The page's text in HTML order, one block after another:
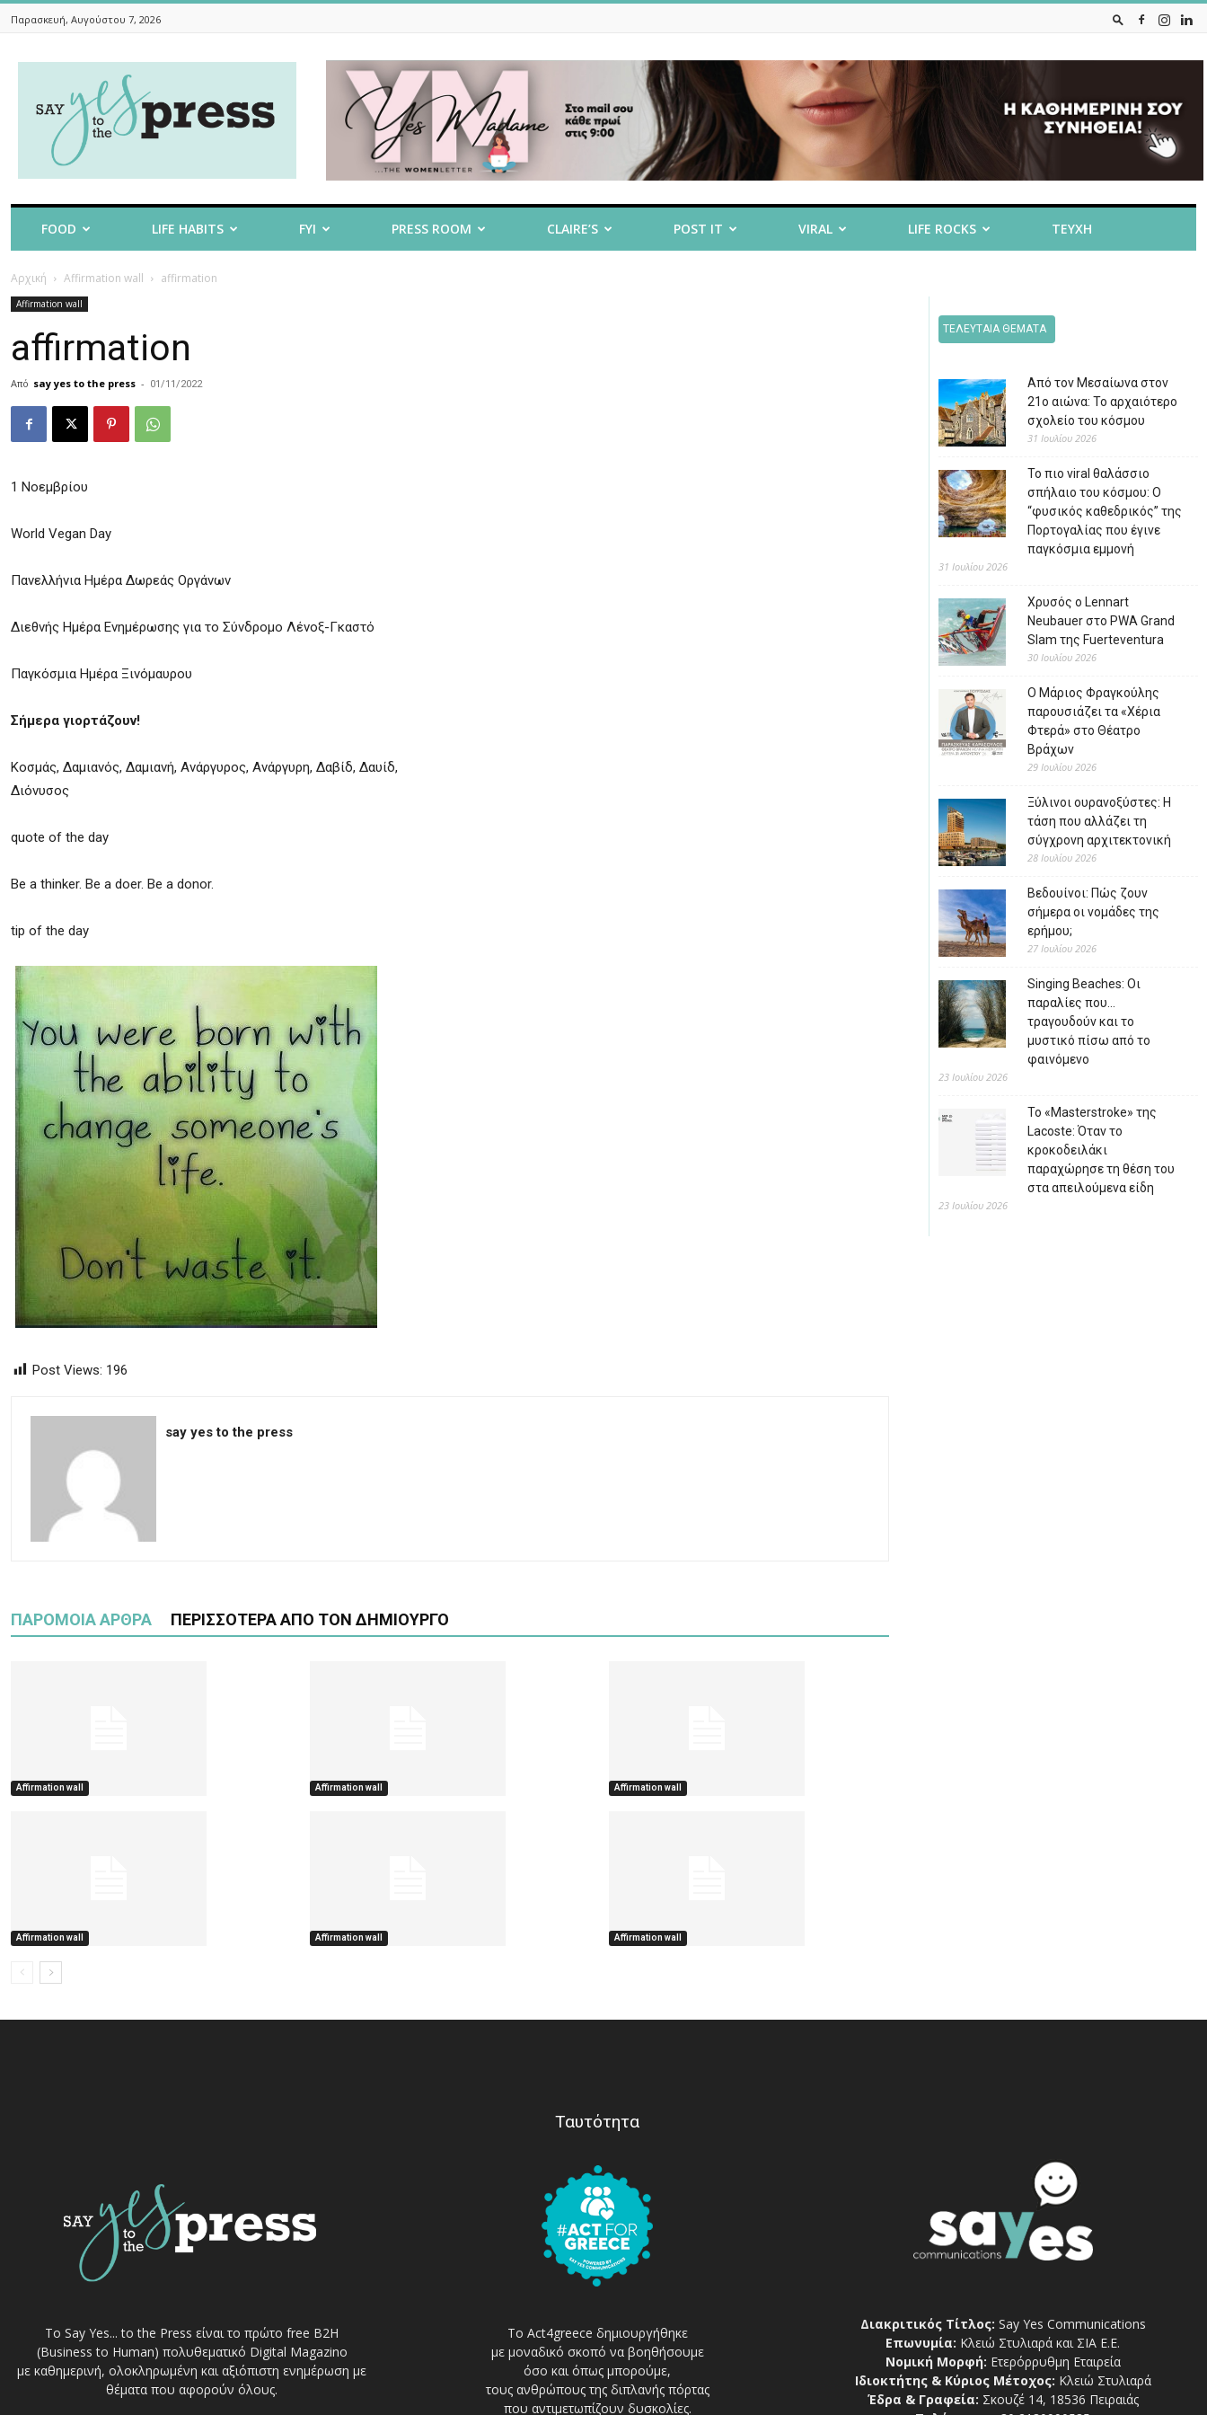
Παρασκευή, Αυγούστου 7, 2026
To
The
FOOD LIFE HABITS FYI PRESS ROOM CLAIRE’S POST IT VIRAL LIFE ROCKS ΤΕΥΧΗ
Αρχική Affirmation wall affirmation
Affirmation wall
affirmation
Από say yes to the press - 01/11/2022
1 Νοεμβρίου
World Vegan Day
Πανελλήνια Ημέρα Δωρεάς Οργάνων
Διεθνής Ημέρα Ενημέρωσης για το Σύνδρομο Λένοξ-Γκαστό
Παγκόσμια Ημέρα Ξινόμαυρου
Σήμερα γιορτάζουν!
Κοσμάς, Δαμιανός, Δαμιανή, Ανάργυρος, Ανάργυρη, Δαβίδ, Δαυίδ,
Διόνυσος
quote of the day
Be a thinker. Be a doer. Be a donor.
tip of the day
Post Views: 196
say yes to the press
ΠΑΡΟΜΟΙΑ ΑΡΘΡΑ ΠΕΡΙΣΣΟΤΕΡΑ ΑΠΟ ΤΟΝ ΔΗΜΙΟΥΡΓΟ
Affirmation wall Affirmation wall Affirmation wall
Affirmation wall Affirmation wall Affirmation wall
ΤΕΛΕΥΤΑΙΑ ΘΕΜΑΤΑ
Από τον Μεσαίωνα στον
21ο αιώνα: Το αρχαιότερο
σχολείο του κόσμου
31 Ιουλίου 2026
Το πιο viral θαλάσσιο
σπήλαιο του κόσμου: Ο
“φυσικός καθεδρικός” της
Πορτογαλίας που έγινε
παγκόσμια εμμονή
31 Ιουλίου 2026
Χρυσός ο Lennart
Neubauer στο PWA Grand
Slam της Fuerteventura
30 Ιουλίου 2026
Ο Μάριος Φραγκούλης
παρουσιάζει τα «Χέρια
Φτερά» στο Θέατρο
Βράχων
29 Ιουλίου 2026
Ξύλινοι ουρανοξύστες: Η
τάση που αλλάζει τη
σύγχρονη αρχιτεκτονική
28 Ιουλίου 2026
Βεδουίνοι: Πώς ζουν
σήμερα οι νομάδες της
ερήμου;
27 Ιουλίου 2026
Singing Beaches: Οι
παραλίες που…
τραγουδούν και το
μυστικό πίσω από το
φαινόμενο
23 Ιουλίου 2026
Το «Masterstroke» της
Lacoste: Όταν το
κροκοδειλάκι
παραχώρησε τη θέση του
στα απειλούμενα είδη
23 Ιουλίου 2026
Το Say Yes... to the Press είναι το πρώτο free Β2Η
(Business to Human) πολυθεματικό Digital Magazino
με καθημερινή, ολοκληρωμένη και αξιόπιστη ενημέρωση με
θέματα που αφορούν όλους.
Ταυτότητα
Το Act4greece δημιουργήθηκε
με μοναδικό σκοπό να βοηθήσουμε
όσο και όπως μπορούμε,
τους ανθρώπους της διπλανής πόρτας
που αντιμετωπίζουν δυσκολίες.
Διακριτικός Τίτλος: Say Yes Communications
Επωνυμία: Κλειώ Στυλιαρά και ΣΙΑ Ε.Ε.
Νομική Μορφή: Ετερόρρυθμη Εταιρεία
Ιδιοκτήτης & Κύριος Μέτοχος: Κλειώ Στυλιαρά
Έδρα & Γραφεία: Σκουζέ 14, 18536 Πειραιάς